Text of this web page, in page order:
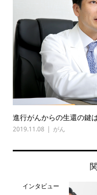
進行がんからの生還の鍵
2019.11.08 がん
インタビュー